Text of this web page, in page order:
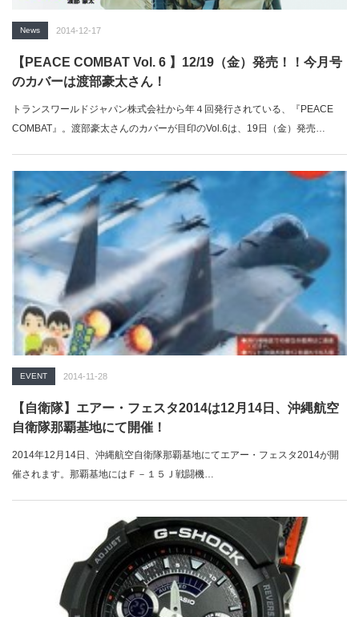
News 2014-12-17
【PEACE COMBAT Vol. 6 】12/19（金）発売！！今月号
のカバーは渡部豪太さん！
トランスワールドジャパン株式会社から年４回発行されている、『PEACE
COMBAT』。渡部豪太さんのカバーが目印のVol.6は、19日（金）発売…
EVENT 2014-11-28
【自衛隊】エアー・フェスタ2014は12月14日、沖縄航空
自衛隊那覇基地にて開催！
2014年12月14日、沖縄航空自衛隊那覇基地にてエアー・フェスタ2014が開
催されます。那覇基地にはＦ－１５Ｊ戦闘機…